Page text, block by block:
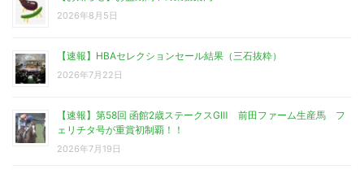
2026年8月5日
【速報】HBAセレクションセール結果（三石抜粋）
2026年7月22日
【速報】第58回 函館2歳ステークスGⅢ 前田ファーム生産馬 フ
ェリチタ号が重賞初制覇！！
2026年7月19日